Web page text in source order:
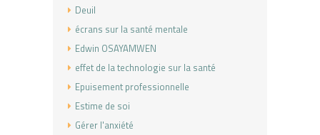
Deuil
écrans sur la santé mentale
Edwin OSAYAMWEN
effet de la technologie sur la santé
Epuisement professionnelle
Estime de soi
Gérer l'anxiété